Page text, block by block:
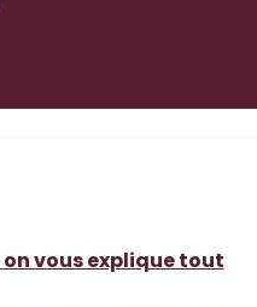
on vous explique tout